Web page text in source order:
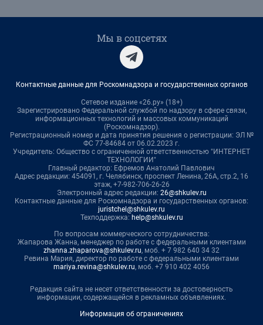
Мы в соцсетях
Контактные данные для Роскомнадзора и государственных органов
Сетевое издание «26.ру» (18+)
Зарегистрировано Федеральной службой по надзору в сфере связи,
информационных технологий и массовых коммуникаций
(Роскомнадзор).
Регистрационный номер и дата принятия решения о регистрации: ЭЛ №
ФС 77-84684 от 06.02.2023 г.
Учредитель: Общество с ограниченной ответственностью "ИНТЕРНЕТ
ТЕХНОЛОГИИ"
Главный редактор: Ефремов Анатолий Павлович
Адрес редакции: 454091, г. Челябинск, проспект Ленина, 26А, стр.2, 16
этаж, +7-982-706-26-26
Электронный адрес редакции: 26@shkulev.ru
Контактные данные для Роскомнадзора и государственных органов:
juristchel@shkulev.ru
Техподдержка: help@shkulev.ru
По вопросам коммерческого сотрудничества:
Жапарова Жанна, менеджер по работе с федеральными клиентами
zhanna.zhaparova@shkulev.ru, моб. + 7 982 640 34 32
Ревина Мария, директор по работе с федеральными клиентами
mariya.revina@shkulev.ru, моб. +7 910 402 4056
Редакция сайта не несет ответственности за достоверность
информации, содержащейся в рекламных объявлениях.
Информация об ограничениях